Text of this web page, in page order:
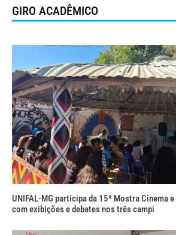
GIRO ACADÊMICO
UNIFAL-MG participa da 15ª Mostra Cinema
com exibições e debates nos três campi